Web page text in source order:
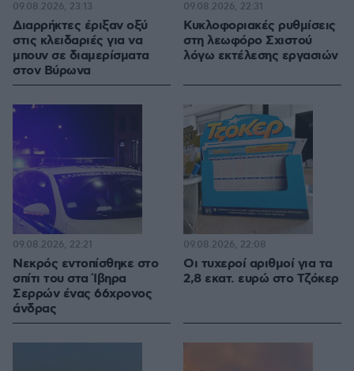
Διαρρήκτες έριξαν οξύ
στις κλειδαριές για να
μπουν σε διαμερίσματα
στον Βύρωνα
09.08.2026, 23:13
Κυκλοφοριακές ρυθμίσεις
στη λεωφόρο Σχιστού
λόγω εκτέλεσης εργασιών
09.08.2026, 22:31
Νεκρός εντοπίσθηκε στο
σπίτι του στα Ίβηρα
Σερρών ένας 66χρονος
άνδρας
09.08.2026, 22:21
Οι τυχεροί αριθμοί για τα
2,8 εκατ. ευρώ στο Τζόκερ
09.08.2026, 22:08